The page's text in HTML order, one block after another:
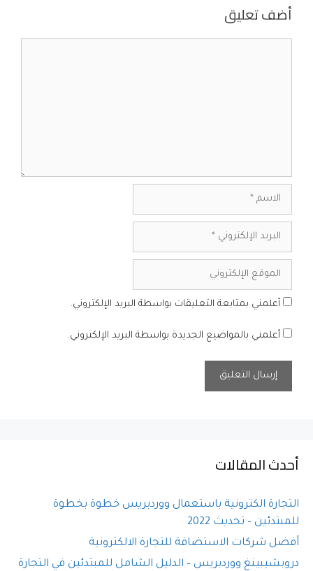
أضف تعليق
الإلكتروني
الإلكتروني
أعلمني بمتابعة التعليقات بواسطة البريد الإلكتروني.
أعلمني بالمواضيع الجديدة بواسطة البريد الإلكتروني.
r
a
v
e
أحدث المقالات
التجارة الكترونية باستعمال ووردبريس خطوة بخطوة
للمبتدئين – تحديث 2022
أفضل شركات الاستضافة للتجارة الالكترونية
دروبشيبينغ ووردبريس – الدليل الشامل للمبتدئين في التجارة